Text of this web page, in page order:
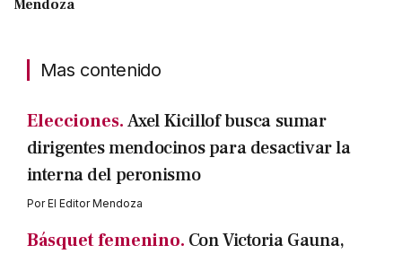
Mendoza
Mas contenido
Elecciones.Axel Kicillof busca sumar
dirigentes mendocinos para desactivar la
interna del peronismo
PorEl Editor Mendoza
Básquet femenino. Con Victoria Gauna,